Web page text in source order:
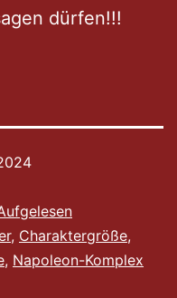
dürfen!!!
, Charaktergröße,
, Napoleon-Komplex